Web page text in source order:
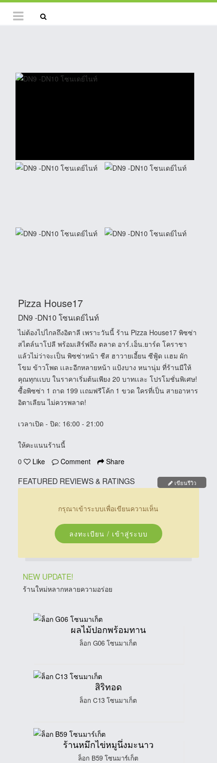
Pizza House17
DN9 -DN10 โซนเดย์ไนท์
ไม่ต้องไปไกลถึงอิตาลี เพราะวันนี้ ร้าน Pizza House17 พิซซ่า
สไตล์นาโปลี พร้อมเสิร์ฟถึง ตลาด อาร์.เอ็น.ยาร์ด โคราชา
แล้วไม่ว่าจะเป็น พิซซ่าหน้า ชีส ฮาวายเอี้ยน ซีฟู้ด เเฮม ผัก
โขม ข้าวโพด เเละอีกหลายหน้า แป้งบาง หนานุ่ม ที่ร้านมีให้
คุณทุกเเบบ ในราคาเริ่มต้นเพียง 20 บาทเเละ โปรโมชั่นพิเศษ!
ซื้อพิซซ่า 1 ถาด 199 เเถมฟรีโค้ก 1 ขวด ใครที่เป็น สายอาหาร
อิตาเลียน ไม่ควรพลาด!
เวลาเปิด - ปิด: 16:00 - 21:00
ให้คะแนนร้านนี้
0
Like Comment Share
FEATURED REVIEWS & RATINGS เขียนรีวิว
กรุณาเข้าระบบเพื่อเขียนความเห็น
ลงทะเบียน / เข้าสู่ระบบ
NEW UPDATE!
ร้านใหม่หลากหลายความอร่อย
ผลไม้ปอกพร้อมทาน
ล็อก G06 โซนมาเก็ต
สิริทอด
ล็อก C13 โซนมาเก็ต
ร้านหมึกไข่หมูนึ่งมะนาว
ล็อก B59 โซนมาร์เก็ต